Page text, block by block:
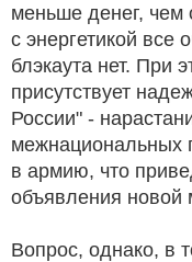
меньше денег, чем
с энергетикой все
блэкаута нет. При
присутствует
России" -
межнациональных
в армию, что
объявления новой
Вопрос, однако, в